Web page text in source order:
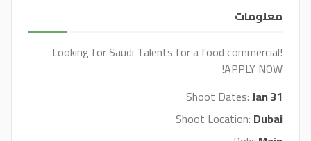
معلومات
Looking for Saudi Talents for a food commercial!
APPLY NOW!
Shoot Dates:Jan 31
Shoot Location: Dubai